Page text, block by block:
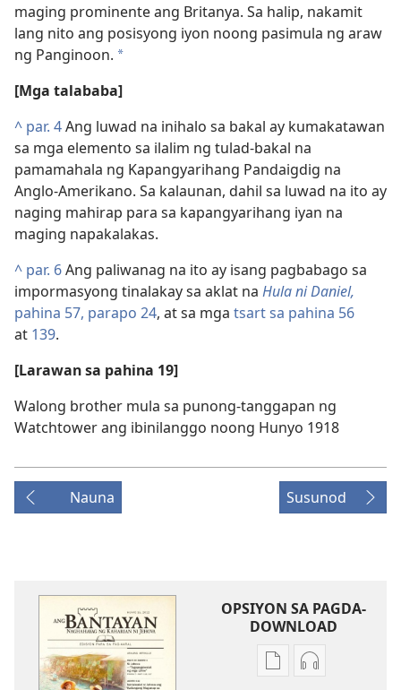
maging prominente ang Britanya. Sa halip, nakamit
lang nito ang posisyong iyon noong pasimula ng araw
ng Panginoon. *
[Mga talababa]
^ par. 4Ang luwad na inihalo sa bakal ay kumakatawan
sa mga elemento sa ilalim ng tulad-bakal na
pamamahala ng Kapangyarihang Pandaigdig na
Anglo-Amerikano. Sa kalaunan, dahil sa luwad na ito ay
naging mahirap para sa kapangyarihang iyan na
maging napakalakas.
^ par. 6Ang paliwanag na ito ay isang pagbabago sa
impormasyong tinalakay sa aklat na Hula ni Daniel,
pahina 57, parapo 24, at sa mga tsart sa pahina 56
at 139.
[Larawan sa pahina 19]
Walong brother mula sa punong-tanggapan ng
Watchtower ang ibinilanggo noong Hunyo 1918
Nauna Susunod
OPSIYON SA PAGDA-
DOWNLOAD
OpsiyonOpsiyon